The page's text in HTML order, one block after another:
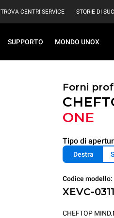
TROVA CENTRI SERVICE STORIE DI
SUPPORTO MONDO UNOX
Forni
ONE
Tipo di
Destra
Codice modello:
XEVC-
CHEFTOP